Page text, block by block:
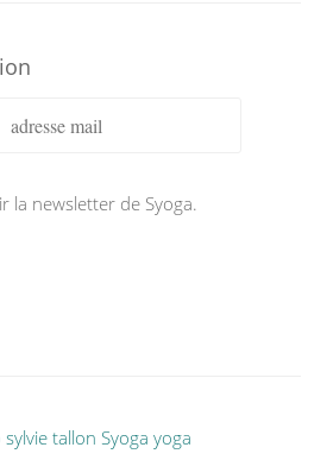
la newsletter de Syoga.